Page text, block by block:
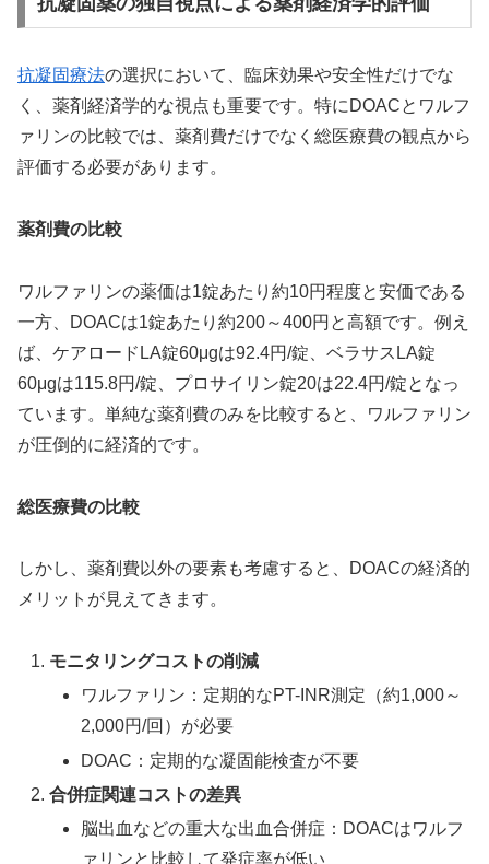
抗凝固療法の選択において、臨床効果や安全性だけでな
く、薬剤経済学的な視点も重要です。特にDOACとワルフ
ァリンの比較では、薬剤費だけでなく総医療費の観点から
評価する必要があります。
薬剤費の比較
ワルファリンの薬価は1錠あたり約10円程度と安価である
一方、DOACは1錠あたり約200～400円と高額です。例え
ば、ケアロードLA錠60μgは92.4円/錠、ベラサスLA錠
60μgは115.8円/錠、プロサイリン錠20は22.4円/錠となっ
ています。単純な薬剤費のみを比較すると、ワルファリン
が圧倒的に経済的です。
総医療費の比較
しかし、薬剤費以外の要素も考慮すると、DOACの経済的
メリットが見えてきます。
モニタリングコストの削減
ワルファリン：定期的なPT-INR測定（約1,000～
2,000円/回）が必要
DOAC：定期的な凝固能検査が不要
合併症関連コストの差異
脳出血などの重大な出血合併症：DOACはワルフ
ァリンと比較して発症率が低い